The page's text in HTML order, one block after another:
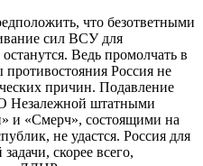
что безответными
сил ВСУ для
Ведь промолчать в
противостояния Россия не
причин. Подавление
Незалежной штатными
и «Смерч», состоящими на
не удастся. Россия для
скорее всего,